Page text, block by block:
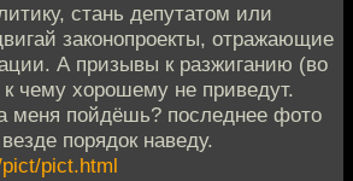
стань депутатом или
законопроекты, отражающие
А призывы к разжиганию (во
чему хорошему не приведут.
меня пойдёшь? последнее фото
порядок наведу.
pict.html